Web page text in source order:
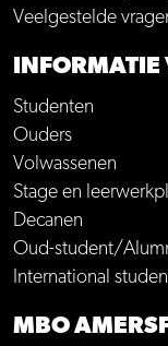
Veelgestelde
INFORMATIE
Studenten
Ouders
Volwassenen
Stage en
Decanen
Oud-student/
International
MBO